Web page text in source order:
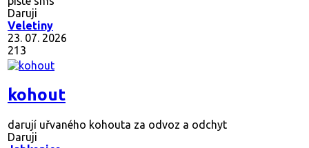
Daruji
Veletiny
23. 07. 2026
213
kohout
darují uřvaného kohouta za odvoz a odchyt
Daruji